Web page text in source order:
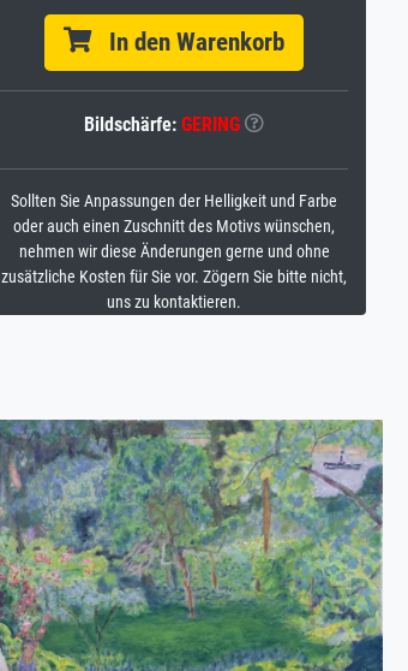
In den Warenkorb
Bildschärfe: GERING
Sollten Sie Anpassungen der Helligkeit und Farbe
oder auch einen Zuschnitt des Motivs wünschen,
nehmen wir diese Änderungen gerne und ohne
zusätzliche Kosten für Sie vor. Zögern Sie bitte nicht,
uns zu kontaktieren.